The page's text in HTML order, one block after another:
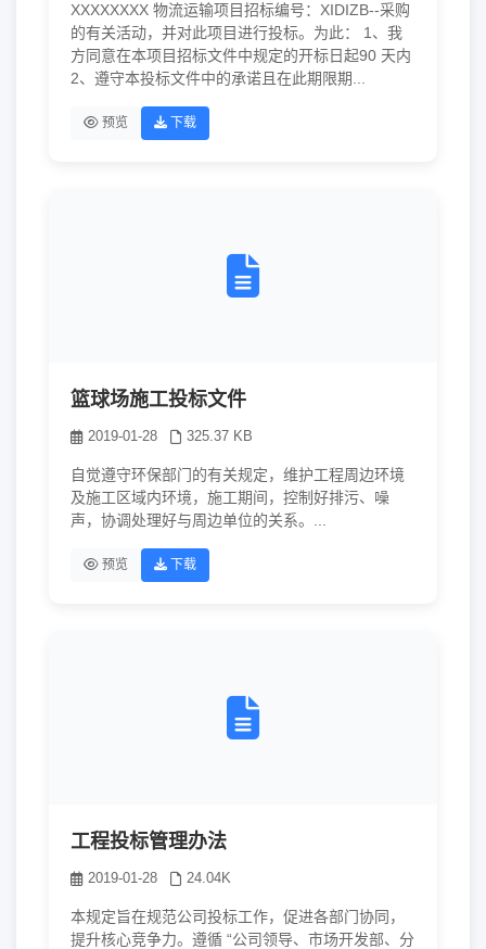
XXXXXXXX 物流运输项目招标编号：XIDIZB--采购
的有关活动，并对此项目进行投标。为此： 1、我
方同意在本项目招标文件中规定的开标日起90 天内
2、遵守本投标文件中的承诺且在此期限期...
预览 下载
篮球场施工投标文件
2019-01-28 325.37 KB
自觉遵守环保部门的有关规定，维护工程周边环境
及施工区域内环境，施工期间，控制好排污、噪
声，协调处理好与周边单位的关系。...
预览 下载
工程投标管理办法
2019-01-28 24.04K
本规定旨在规范公司投标工作，促进各部门协同，
提升核心竞争力。遵循 “公司领导、市场开发部、分